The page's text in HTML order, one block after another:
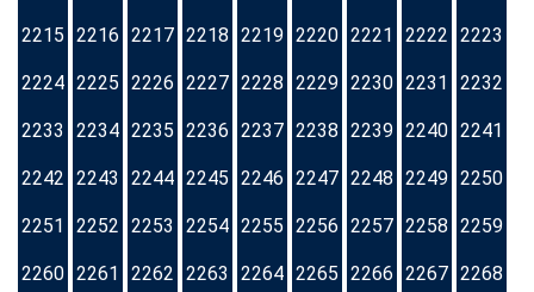
2215 2216 2217 2218 2219 2220 2221 2222 2223
2224 2225 2226 2227 2228 2229 2230 2231 2232
2233 2234 2235 2236 2237 2238 2239 2240 2241
2242 2243 2244 2245 2246 2247 2248 2249 2250
2251 2252 2253 2254 2255 2256 2257 2258 2259
2260 2261 2262 2263 2264 2265 2266 2267 2268